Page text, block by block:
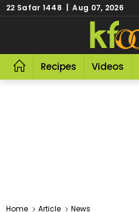
22 Safar 1448 | Aug 07, 2026
Recipes Videos
Home Article News